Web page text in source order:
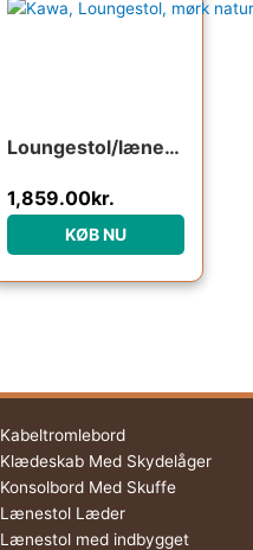
Loungestol/lænestol House Doctor Kawa i rattan og metal mørk natur 73 x 62 x 68 cm
1,859.00kr.
KØB NU
Kabeltromlebord
Klædeskab Med Skydelåger
Konsolbord Med Skuffe
Lænestol Læder
Lænestol med indbygget